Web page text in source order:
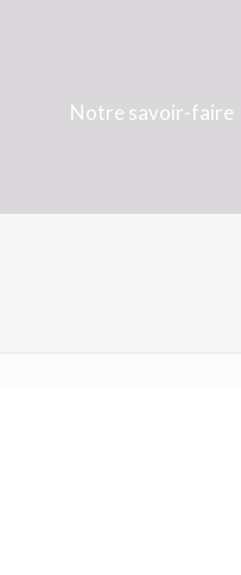
Notre savoir-faire